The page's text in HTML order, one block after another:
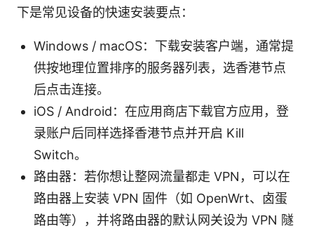
下是常见设备的快速安装要点：
Windows / macOS：下载安装客户端，通常提
供按地理位置排序的服务器列表，选香港节点
后点击连接。
iOS / Android：在应用商店下载官方应用，登
录账户后同样选择香港节点并开启 Kill
Switch。
路由器：若你想让整网流量都走 VPN，可以在
路由器上安装 VPN 固件（如 OpenWrt、卤蛋
路由等），并将路由器的默认网关设为 VPN 隧